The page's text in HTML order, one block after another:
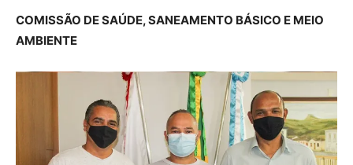
COMISSÃO DE SAÚDE, SANEAMENTO BÁSICO E MEIO
AMBIENTE